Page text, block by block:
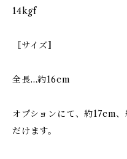
14kgf
〚サイズ〛
全長…約16cm
オプションにて、約17cm
だけます。